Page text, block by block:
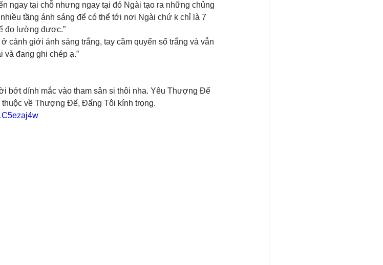
ngay tại chỗ nhưng ngay tại đó Ngài tạo ra những chủng
tầng ánh sáng để có thể tới nơi Ngài chứ k chỉ là 7
đo lường được.”
cảnh giới ánh sáng trắng, tay cầm quyển sổ trắng và vẫn
và đang ghi chép ạ.”
bớt dính mắc vào tham sân si thôi nha. Yêu Thượng Đế
về Thượng Đế, Đấng Tôi kính trọng.